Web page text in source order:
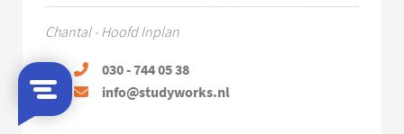
Chantal - Hoofd Inplan
030 - 744 05 38
info@studyworks.nl